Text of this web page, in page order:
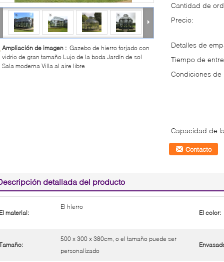
Ampliación de imagen : Gazebo de hierro forjado con
vidrio de gran tamaño Lujo de la boda Jardín de sol
Sala moderna Villa al aire libre
Cantidad de
Precio:
Detalles de
Tiempo de
Condiciones de
Capacidad de
Contacto
detallada del producto
material:
El hierro
El color:
500 x 300 x 380cm, o el tamaño puede ser
personalizado